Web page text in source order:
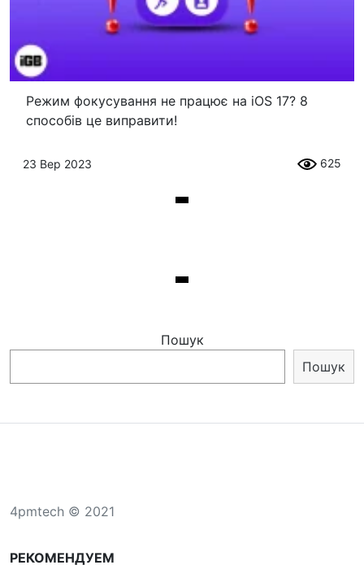
Режим фокусування не працює на iOS 17? 8
способів це виправити!
23 Вер 2023 625
Пошук
Пошук
4pmtech © 2021
РЕКОМЕНДУЕМ